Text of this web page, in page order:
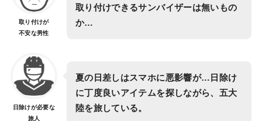
取り付けが
不安な男性
取り付けできるサンバイザーは無いもの
か…
日除けが必要な
旅人
夏の日差しはスマホに悪影響が…日除け
に丁度良いアイテムを探しながら、五大
陸を旅している。